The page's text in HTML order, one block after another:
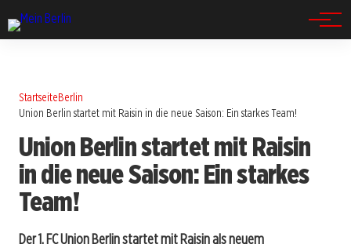
StartseiteBerlin
Union Berlin startet mit Raisin in die neue Saison: Ein starkes Team!
Union Berlin startet mit Raisin
in die neue Saison: Ein starkes
Team!
Der 1. FC Union Berlin startet mit Raisin als neuem